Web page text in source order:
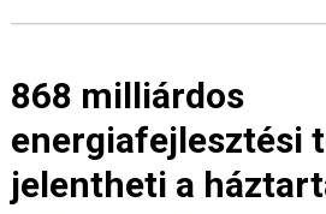
868 milliárdos
energiafejlesztési
jelentheti a